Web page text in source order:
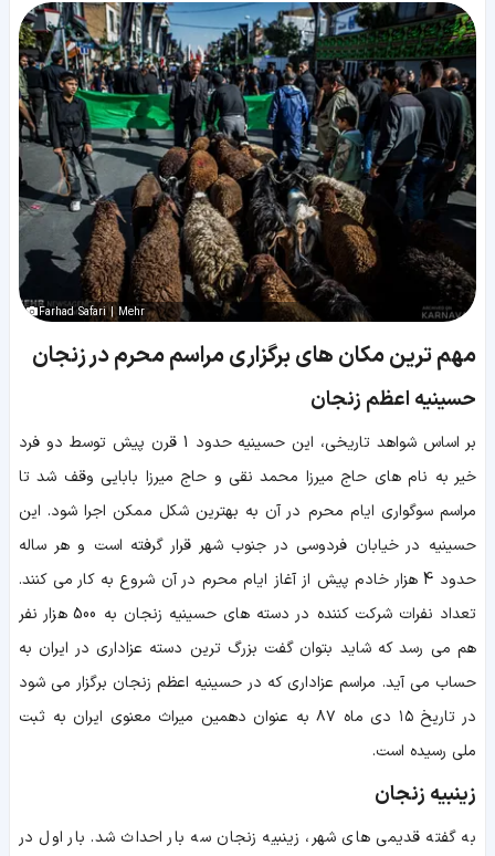
Farhad Safari | Mehr
مهم ترین مکان های برگزاری مراسم محرم در زنجان
حسینیه اعظم زنجان
بر اساس شواهد تاریخی، این حسینیه حدود 1 قرن پیش توسط دو فرد
خیر به نام های حاج میرزا محمد نقی و حاج میرزا بابایی وقف شد تا
مراسم سوگواری ایام محرم در آن به بهترین شکل ممکن اجرا شود. این
حسینیه در خیابان فردوسی در جنوب شهر قرار گرفته است و هر ساله
حدود 4 هزار خادم پیش از آغاز ایام محرم در آن شروع به کار می کنند.
تعداد نفرات شرکت کننده در دسته های حسینیه زنجان به 500 هزار نفر
هم می رسد که شاید بتوان گفت بزرگ ترین دسته عزاداری در ایران به
حساب می آید. مراسم عزاداری که در حسینیه اعظم زنجان برگزار می شود
در تاریخ ۱۵ دی‌ ماه ۸۷ به عنوان دهمین میراث معنوی ایران به ثبت
ملی رسیده است.
زینبیه زنجان
به گفته قدیمی های شهر، زینبیه زنجان سه بار احداث شد. بار اول در